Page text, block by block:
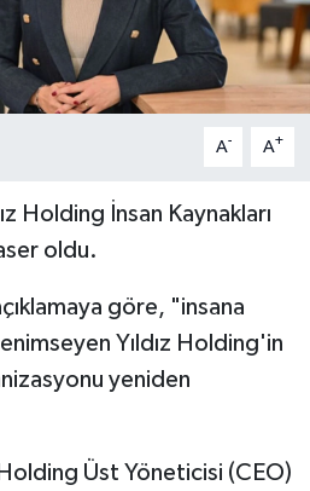
A- A+
Holding İnsan Kaynakları
oldu.
göre, "insana
Yıldız Holding'in
yeniden
Holding Üst Yöneticisi (CEO)